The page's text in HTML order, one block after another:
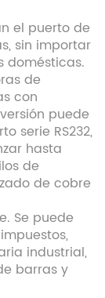
el puerto de
sin importar
domésticas.
de
con
puede
serie RS232,
hasta
de
de cobre
Se puede
industrial,
barras y